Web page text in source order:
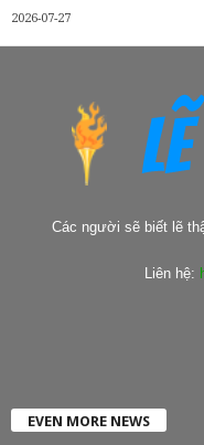
2026-07-27
Các người sẽ biết lẽ
Liên hệ:
EVEN MORE NEWS